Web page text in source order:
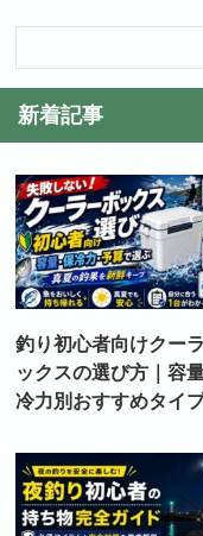
新着記事
釣り初心者向けクー
ックスの選び方｜容
冷力別おすすめタイ